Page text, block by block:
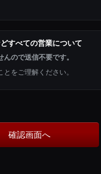
すべての営業について
ので送信不要です。
をご理解ください。
確認画面へ